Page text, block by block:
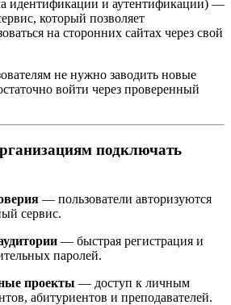
идентификации и аутентификации) —
который позволяет
на сторонних сайтах через свой
не нужно заводить новые
войти через проверенный
подключать
— пользователи авторизуются
сервис.
— быстрая регистрация и
паролей.
проекты — доступ к личным
абитуриентов и преподавателей.